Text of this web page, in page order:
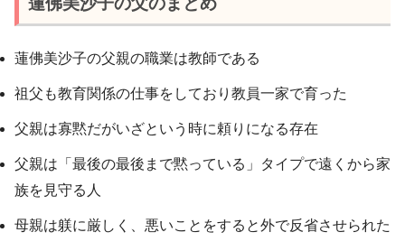
蓮佛美沙子の父親の職業は教師である
祖父も教育関係の仕事をしており教員一家で育った
父親は寡黙だがいざという時に頼りになる存在
父親は「最後の最後まで黙っている」タイプで遠くから家
族を見守る人
母親は躾に厳しく、悪いことをすると外で反省させられた